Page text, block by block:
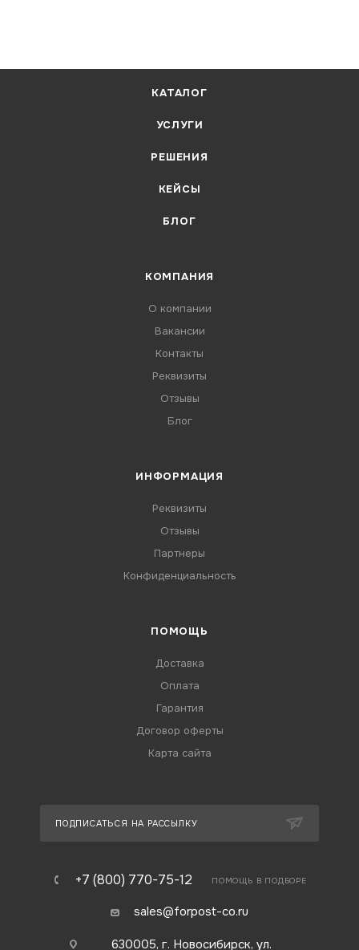
КАТАЛОГ
УСЛУГИ
РЕШЕНИЯ
КЕЙСЫ
БЛОГ
КОМПАНИЯ
О компании
Вакансии
Контакты
Реквизиты
Отзывы
Блог
ИНФОРМАЦИЯ
Реквизиты
Отзывы
Партнеры
Конфиденциальность
ПОМОЩЬ
Доставка
Оплата
Гарантия
Договор оферты
Карта сайта
ПОДПИСАТЬСЯ НА РАССЫЛКУ
+7 (800) 770-75-12 ПОМОЩЬ В ПОДБОРЕ
sales@forpost-co.ru
630005, г. Новосибирск, ул.